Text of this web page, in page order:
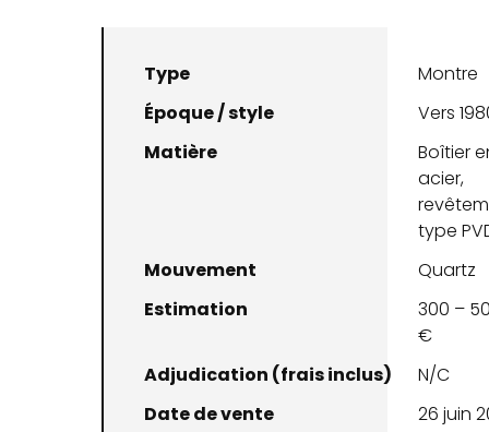
Type
Montre
Époque / style
Vers
Matière
Boîtier
acier,
type
Mouvement
Quartz
Estimation
300 –
€
Adjudication (frais inclus)
N/C
Date de vente
26 juin